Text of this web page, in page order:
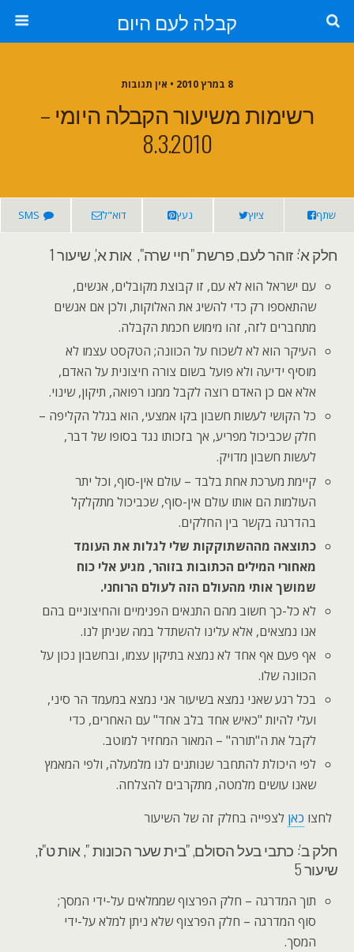
קבלה לעם היום
8 במרץ 2010 • אין תגובות
רשימות משיעור הקבלה היומי –
8.3.2010
שתף ציוץ נעץ דוא"ל SMS
חלק א': זוהר לעם, פרשת "חיי שרה", אות א', שיעור 1
עם ישראל הוא לא עם, זו קבוצת מקובלים, אנשים,
שהתאספו רק כדי להשיג את האלוקות, ולכן אם אנשים
מתחברים לזה, זהו מימוש חכמת הקבלה.
העיקר הוא לא לשכוח על הכוונה; הטקסט עצמו לא
מוסיף ידיעה ולא פועל בשום צורה חיצונית על האדם,
אלא אם כן האדם רוצה לקבל ממנו רפואה, תיקון, שינוי.
כל הקושי לעשות חשבון בקו אמצעי, הוא בגלל הקליפה –
חלק שכביכול מפריע, אך בזכותו נגד בסופו של דבר,
לעשות חשבון מדויק.
קיימת מערכת אחת בלבד – עולם אין-סוף, וכל יתר
העולמות הם אותו עולם אין-סוף, שכביכול מתקלקל
בהדרגה בקשר בין החלקים.
כתוצאה מההשתוקקות שלי לגלות את העומד
מאחורי המילים הכתובות בזוהר, מגיע אלי כוח
שמושך אותי מהעולם הזה לעולם הרוחני.
לא כל-כך חשוב מהם התנאים הפנימיים והחיצוניים בהם
אנו נמצאים, אלא עלינו להשתדל במה שניתן לנו.
אף פעם אף אחד לא נמצא בתיקון עצמו, ובחשבון נכון על
הכוונה שלו.
בכל רגע שאני נמצא בשיעור אני נמצא במעמד הר סיני,
ועלי להיות "כאיש אחד בלב אחד" עם האחרים, כדי
לקבל את ה"תורה" – המאור המחזיר למוטב.
לפי היכולת להתחבר שנותנים לנו מלמעלה, ולפי המאמץ
שאנו עושים מלמטה, מתקרבים להצלחה.
לחצו כאן לצפייה בחלק זה של השיעור
חלק ב': כתבי בעל הסולם, "בית שער הכונות ", אות ט"ז,
שיעור 5
תוך המדרגה – חלק הפרצוף שממלאים על-ידי המסך;
סוף המדרגה – חלק הפרצוף שלא ניתן למלא על-ידי
המסך.